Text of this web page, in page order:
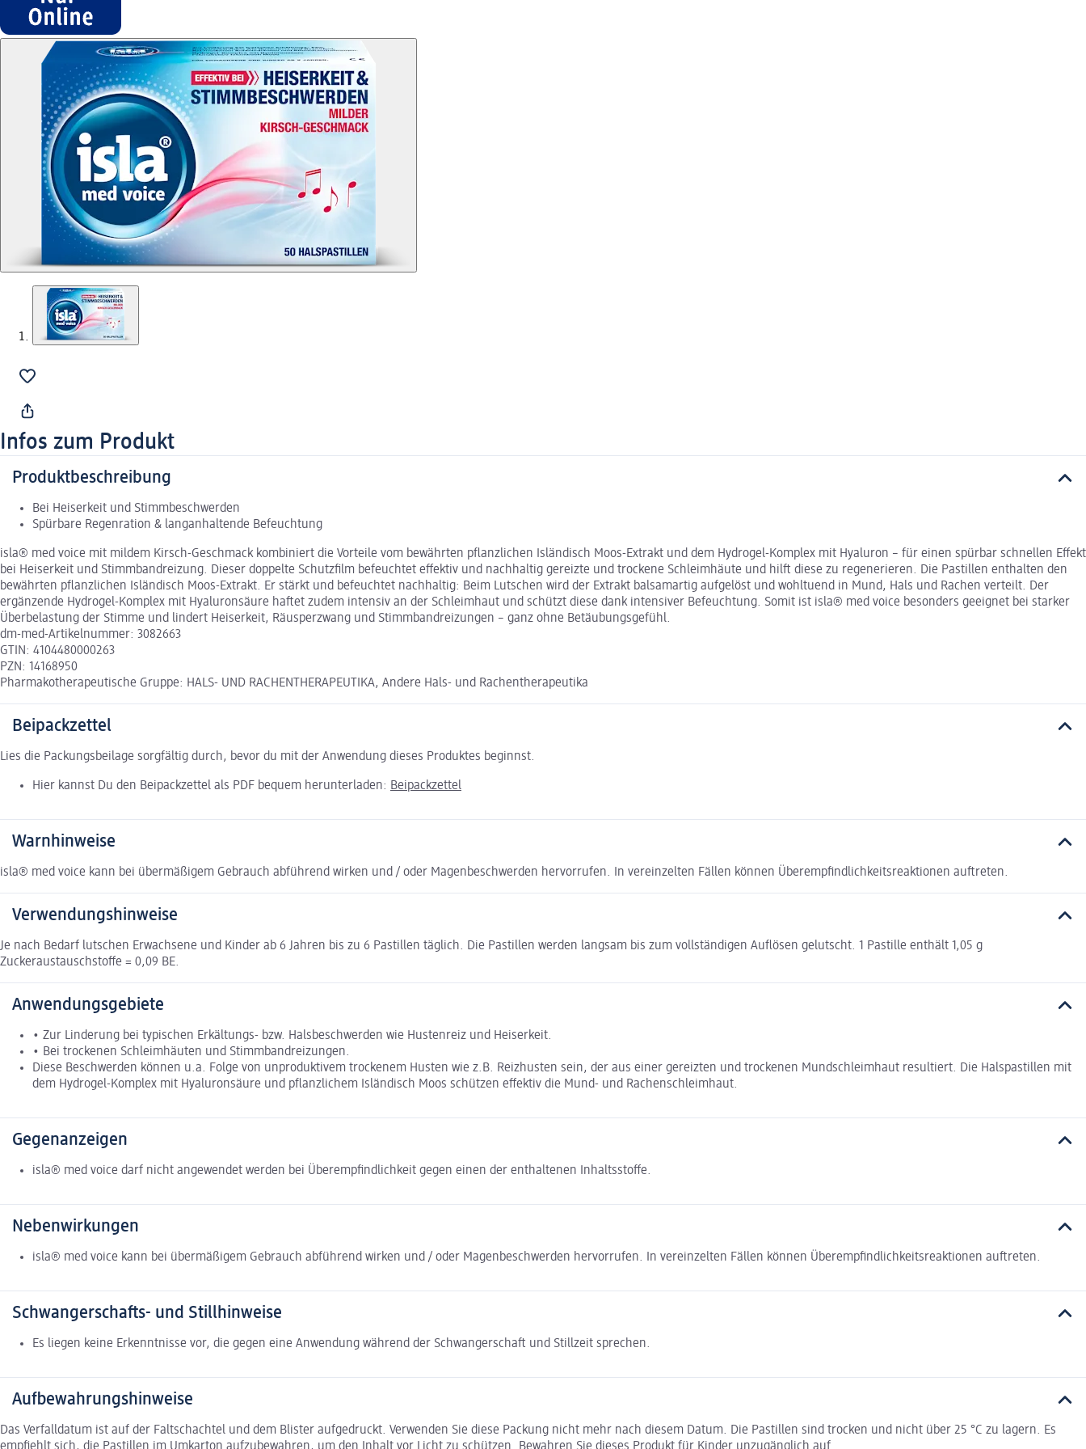
Infos zum Produkt
Produktbeschreibung
Bei Heiserkeit und Stimmbeschwerden
Spürbare Regenration & langanhaltende Befeuchtung
isla® med voice mit mildem Kirsch-Geschmack kombiniert die Vorteile vom bewährten pflanzlichen Isländisch Moos-Extrakt und dem Hydrogel-Komplex mit Hyaluron – für einen spürbar schnellen Effekt
bei Heiserkeit und Stimmbandreizung. Dieser doppelte Schutzfilm befeuchtet effektiv und nachhaltig gereizte und trockene Schleimhäute und hilft diese zu regenerieren. Die Pastillen enthalten den
bewährten pflanzlichen Isländisch Moos-Extrakt. Er stärkt und befeuchtet nachhaltig: Beim Lutschen wird der Extrakt balsamartig aufgelöst und wohltuend in Mund, Hals und Rachen verteilt. Der
ergänzende Hydrogel-Komplex mit Hyaluronsäure haftet zudem intensiv an der Schleimhaut und schützt diese dank intensiver Befeuchtung. Somit ist isla® med voice besonders geeignet bei starker
Überbelastung der Stimme und lindert Heiserkeit, Räusperzwang und Stimmbandreizungen – ganz ohne Betäubungsgefühl.
dm-med-Artikelnummer: 3082663
GTIN: 4104480000263
PZN: 14168950
Pharmakotherapeutische Gruppe: HALS- UND RACHENTHERAPEUTIKA, Andere Hals- und Rachentherapeutika
Beipackzettel
Lies die Packungsbeilage sorgfältig durch, bevor du mit der Anwendung dieses Produktes beginnst.
Hier kannst Du den Beipackzettel als PDF bequem herunterladen: Beipackzettel
Warnhinweise
isla® med voice kann bei übermäßigem Gebrauch abführend wirken und / oder Magenbeschwerden hervorrufen. In vereinzelten Fällen können Überempfindlichkeitsreaktionen auftreten.
Verwendungshinweise
Je nach Bedarf lutschen Erwachsene und Kinder ab 6 Jahren bis zu 6 Pastillen täglich. Die Pastillen werden langsam bis zum vollständigen Auflösen gelutscht. 1 Pastille enthält 1,05 g
Zuckeraustauschstoffe = 0,09 BE.
Anwendungsgebiete
• Zur Linderung bei typischen Erkältungs- bzw. Halsbeschwerden wie Hustenreiz und Heiserkeit.
• Bei trockenen Schleimhäuten und Stimmbandreizungen.
Diese Beschwerden können u.a. Folge von unproduktivem trockenem Husten wie z.B. Reizhusten sein, der aus einer gereizten und trockenen Mundschleimhaut resultiert. Die Halspastillen mit
dem Hydrogel-Komplex mit Hyaluronsäure und pflanzlichem Isländisch Moos schützen effektiv die Mund- und Rachenschleimhaut.
Gegenanzeigen
isla® med voice darf nicht angewendet werden bei Überempfindlichkeit gegen einen der enthaltenen Inhaltsstoffe.
Nebenwirkungen
isla® med voice kann bei übermäßigem Gebrauch abführend wirken und / oder Magenbeschwerden hervorrufen. In vereinzelten Fällen können Überempfindlichkeitsreaktionen auftreten.
Schwangerschafts- und Stillhinweise
Es liegen keine Erkenntnisse vor, die gegen eine Anwendung während der Schwangerschaft und Stillzeit sprechen.
Aufbewahrungshinweise
Das Verfalldatum ist auf der Faltschachtel und dem Blister aufgedruckt. Verwenden Sie diese Packung nicht mehr nach diesem Datum. Die Pastillen sind trocken und nicht über 25 °C zu lagern. Es
empfiehlt sich, die Pastillen im Umkarton aufzubewahren, um den Inhalt vor Licht zu schützen. Bewahren Sie dieses Produkt für Kinder unzugänglich auf.